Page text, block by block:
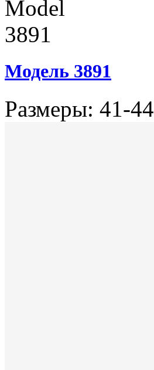
Модель 3891
Размеры: 41-44